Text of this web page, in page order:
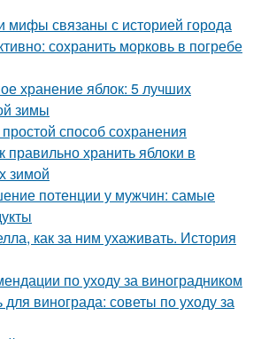
мифы связаны с историей города
сохранить морковь в погребе
хранение яблок: 5 лучших
зимы
способ сохранения
правильно хранить яблоки в
зимой
потенции у мужчин: самые
как за ним ухаживать. История
по уходу за виноградником
винограда: советы по уходу за